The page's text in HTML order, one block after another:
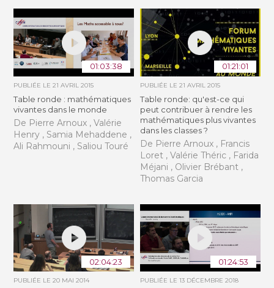
01:03:38
PUBLIÉE LE21 AVRIL 2015
Table ronde : mathématiques
vivantes dans le monde
De Pierre Arnoux , Valérie
Henry , Samia Mehaddene ,
Ali Rahmouni , Saliou Touré
01:21:01
PUBLIÉE LE 21 AVRIL 2015
Table ronde: qu'est-ce qui
peut contribuer à rendre les
mathématiques plus vivantes
dans les classes ?
De Pierre Arnoux , Francis
Loret , Valérie Théric , Farida
Méjani , Olivier Brébant ,
Thomas Garcia
02:04:23
PUBLIÉE LE20 MAI 2014
01:24:53
PUBLIÉE LE 13 DÉCEMBRE 2018